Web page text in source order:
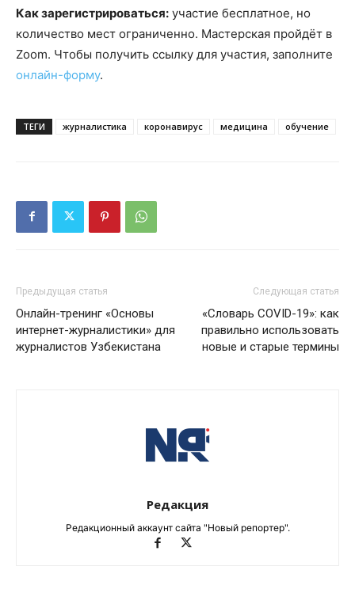
Как зарегистрироваться: участие бесплатное, но
количество мест ограниченно. Мастерская пройдёт в
Zoom. Чтобы получить ссылку для участия, заполните
онлайн-форму.
ТЕГИ журналистика коронавирус медицина обучение
Предыдущая статья
Онлайн-тренинг «Основы
интернет-журналистики» для
журналистов Узбекистана
Следующая статья
«Словарь COVID-19»: как
правильно использовать
новые и старые термины
Редакция
Редакционный аккаунт сайта "Новый репортер".